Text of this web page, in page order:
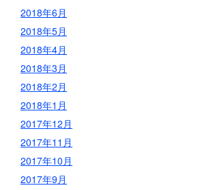
2018年6月
2018年5月
2018年4月
2018年3月
2018年2月
2018年1月
2017年12月
2017年11月
2017年10月
2017年9月